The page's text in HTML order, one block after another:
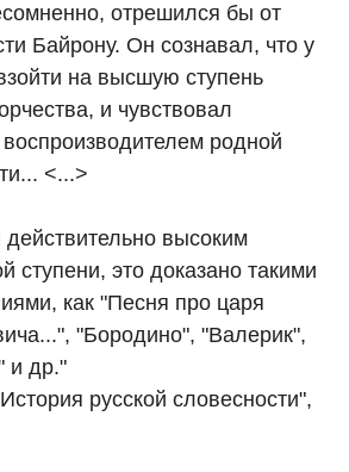
отрешился бы от
Байрону. Он сознавал, что у
на высшую ступень
и чувствовал
родной
<...>
высоким
ступени, это доказано такими
как "Песня про царя
"Бородино", "Валерик",
и др."
русской словесности",